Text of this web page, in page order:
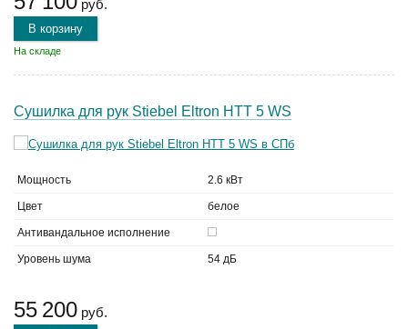
руб.
В корзину
На складе
Сушилка для рук Stiebel Eltron HTT 5 WS
Мощность 2.6 кВт
Цвет белое
Антивандальное исполнение
Уровень шума 54 дБ
55 200 руб.